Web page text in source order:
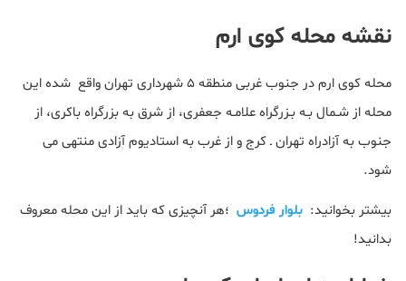
نقشه محله کوی ارم
ﻣﺤﻠﻪ کوی ارم در ﺟﻨﻮب ﻏﺮﺑﯽ ﻣﻨﻄﻘﻪ ۵ ﺷﻬﺮداری ﺗﻬﺮان واقع شده این
محله از ﺷـﻤﺎل ﺑـﻪ ﺑـﺰرگراه ﻋﻼﻣـﻪ ﺟﻌﻔﺮی، از ﺷﺮق ﺑﻪ بزرگراه باکری، از
ﺟﻨﻮب ﺑﻪ آزادراه ﺗﻬﺮان ـ ﮐﺮج و از ﻏﺮب ﺑﻪ استادیوم آزادی منتهی می
شود.
بیشتر بخوانید: بلوار فردوس ؛هر آنچیزی که باید از این محله معروف
بدانید!